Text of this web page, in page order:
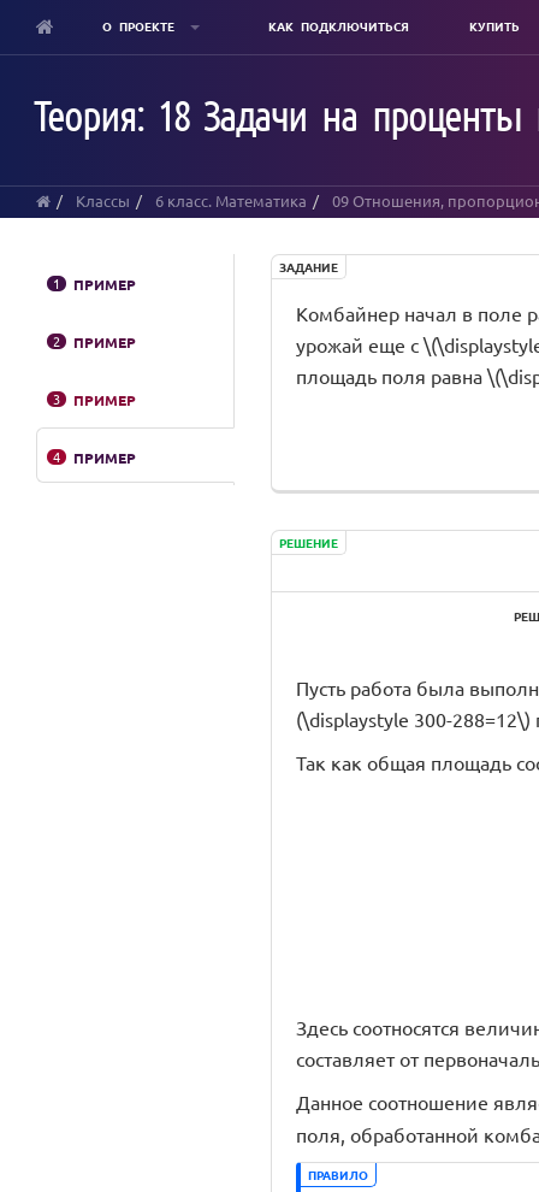
content
О ПРОЕКТЕ КАК ПОДКЛЮЧИТЬСЯ КУПИТЬ
Теория: 18 Задачи на
Классы 6 класс. Математика 09 Отношения,
1 ПРИМЕР
2 ПРИМЕР
3 ПРИМЕР
4 ПРИМЕР
ЗАДАНИЕ
Комбайнер начал в поле
урожай еще с
площадь поля равна
РЕШЕНИЕ
Пусть работа была
(\displaystyle 300-288=12\)
Так как общая площадь
Здесь соотносятся
составляет от
Данное соотношение
поля, обработанной
ПРАВИЛО